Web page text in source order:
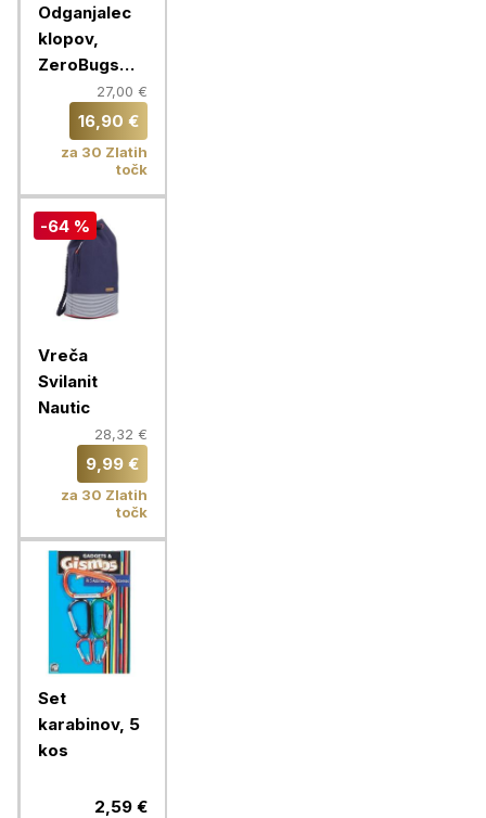
Odganjalec
klopov,
ZeroBugs
oranžna
27,00 €
16,90 €
za 30 Zlatih
točk
-64 %
Vreča
Svilanit
Nautic
28,32 €
9,99 €
za 30 Zlatih
točk
Set
karabinov, 5
kos
2,59 €